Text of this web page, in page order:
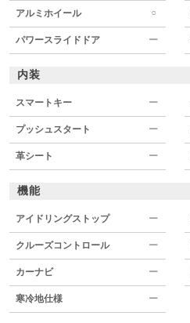
アルミホイール ○
パワースライドドア ー
内装
スマートキー ー
プッシュスタート ー
革シート ー
機能
アイドリングストップ ー
クルーズコントロール ー
カーナビ ー
寒冷地仕様 ー